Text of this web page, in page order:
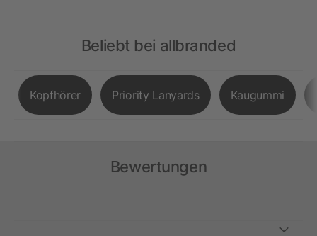
Beliebt bei allbranded
Kopfhörer Priority Lanyards Kaugummi
Bewertungen